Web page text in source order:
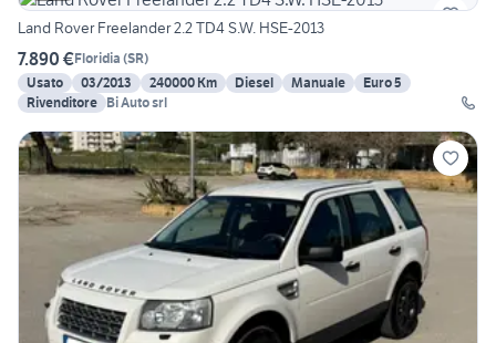
Land Rover Freelander 2.2 TD4 S.W. HSE-2013
7.890 €Floridia (SR)
Usato
03/2013 240000 Km Diesel Manuale
Euro 5
Rivenditore Bi Auto srl